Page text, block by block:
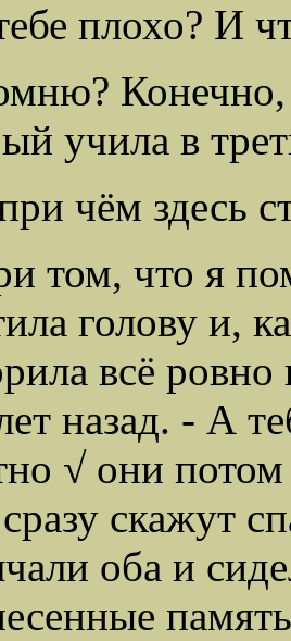
плохо? И
учила в
чём здесь
том, что я
голову и,
всё
назад. - А
√ они потом
скажут
оба и